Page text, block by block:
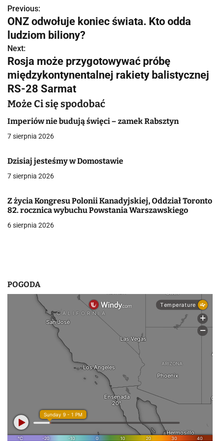
N
a
w
i
g
a
c
j
a
w
p
i
Previous:
ONZ odwołuje koniec świata. Kto odda
ludziom biliony?
Next:
Rosja może przygotowywać próbę
międzykontynentalnej rakiety balistycznej
RS-28 Sarmat
Może Ci się spodobać
Imperiów nie budują święci – zamek Rabsztyn
7 sierpnia 2026
Dzisiaj jesteśmy w Domostawie
7 sierpnia 2026
Z życia Kongresu Polonii Kanadyjskiej, Oddział Toronto
82. rocznica wybuchu Powstania Warszawskiego
6 sierpnia 2026
POGODA